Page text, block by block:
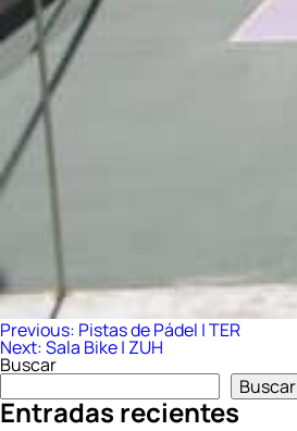
Navegación
de
entradas
Previous: Pistas de Pádel | TER
Next:Sala Bike | ZUH
Buscar
Buscar
Entradas recientes